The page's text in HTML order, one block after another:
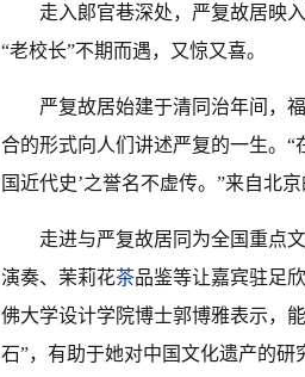
走入郞官巷深处，严复故居映
“老校长”不期而遇，又惊又喜。
严复故居始建于清同治年间，
合的形式向人们讲述严复的一生。“
国近代史’之誉名不虚传。”来自北京
走进与严复故居同为全国重点
演奏、茉莉花茶品鉴等让嘉宾驻足
佛大学设计学院博士郭博雅表示，
石”，有助于她对中国文化遗产的研